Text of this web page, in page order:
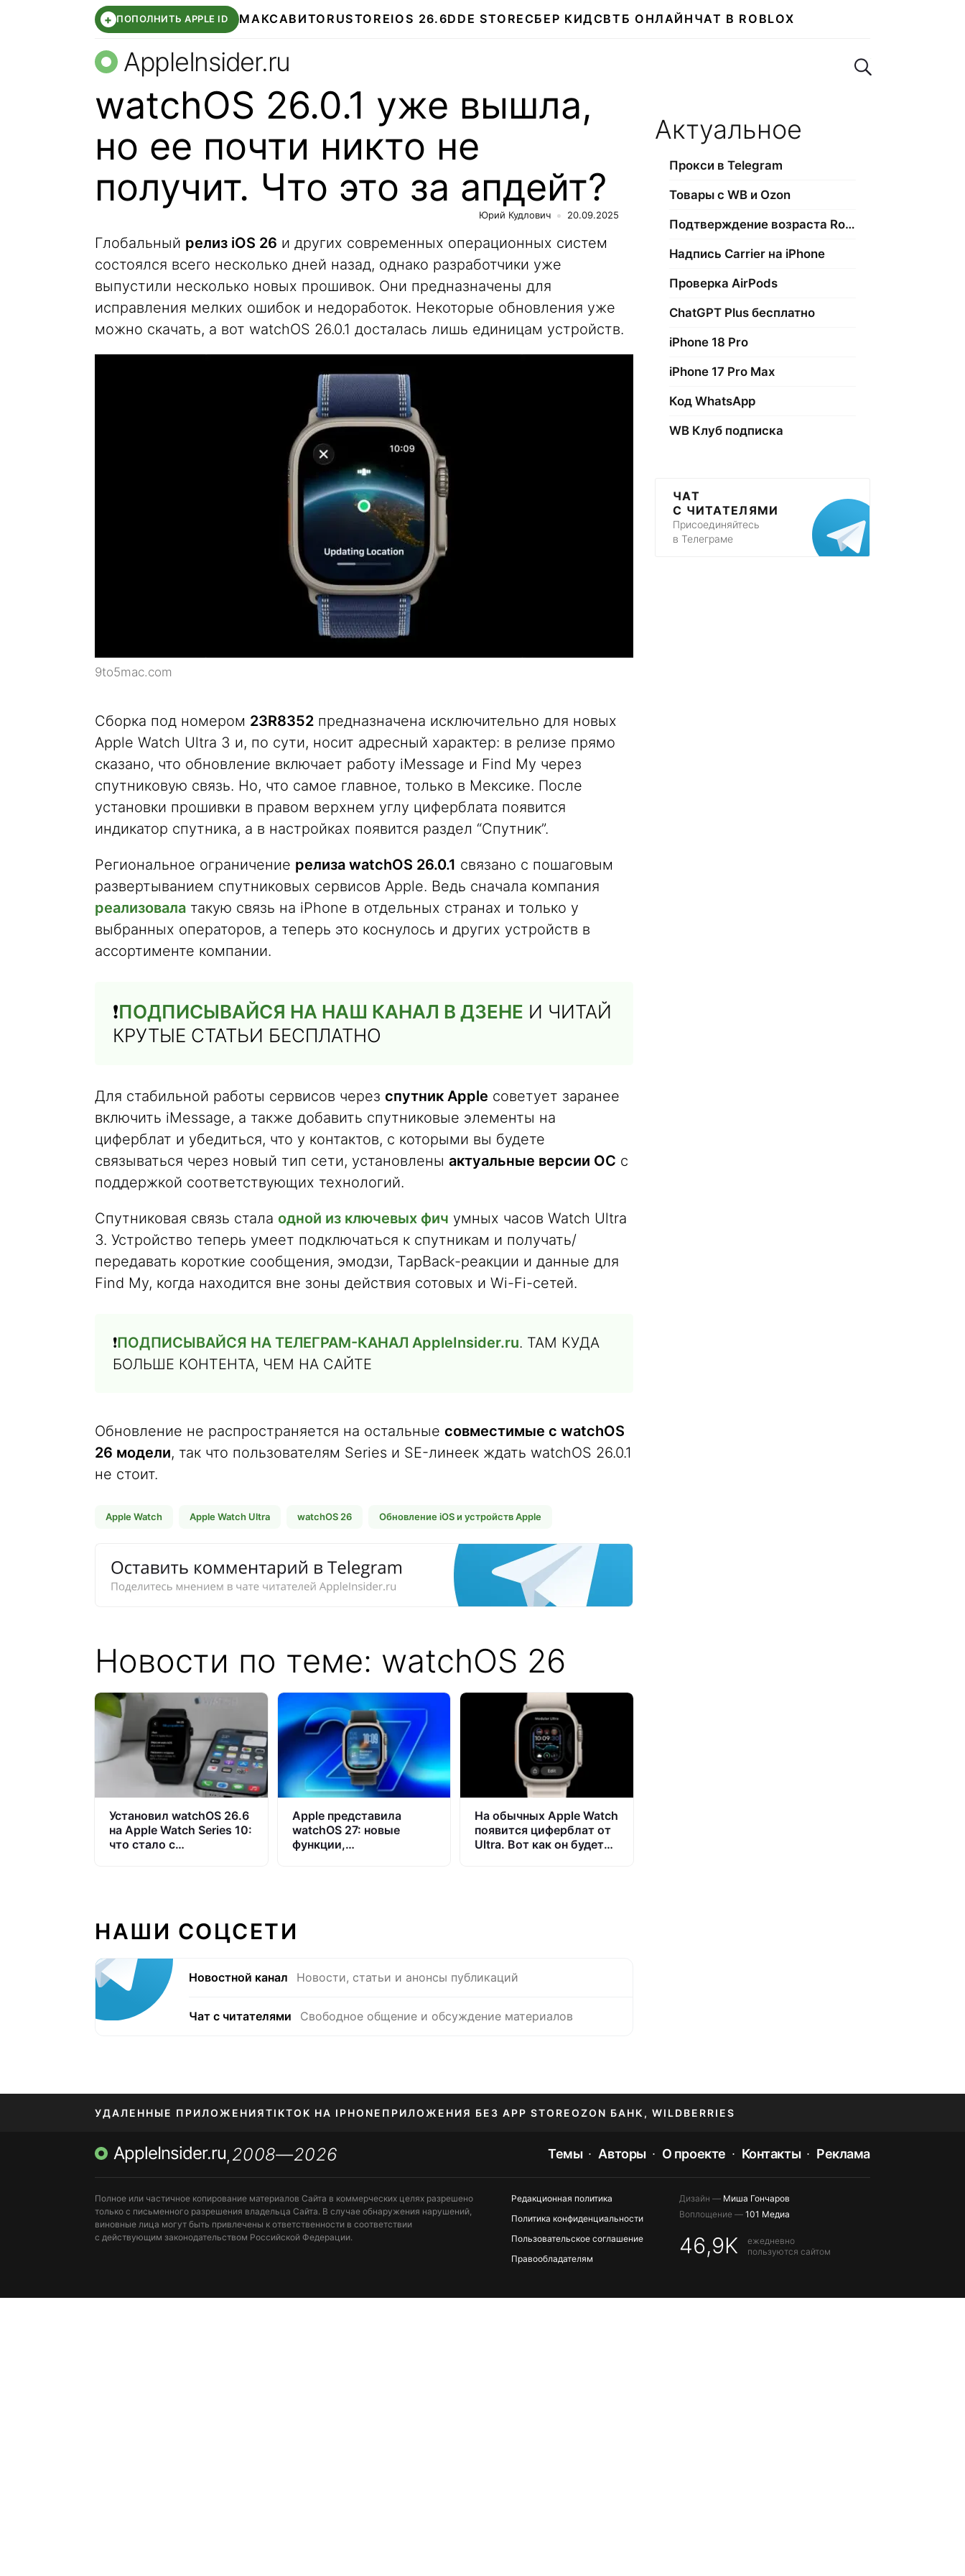
+ ПОПОЛНИТЬ APPLE ID МАКСАВИТО RUSTOREIOS 26.6DDE STORE СБЕР КИДСВТБ ОНЛАЙН ЧАТ В ROBLOX
AppleInsider.ru Поиск по сайту
watchOS 26.0.1 уже вышла,
но ее почти никто не
получит. Что это за апдейт?
Юрий Кудлович 20.09.2025
Глобальный релиз iOS 26 и других современных операционных систем
состоялся всего несколько дней назад, однако разработчики уже
выпустили несколько новых прошивок. Они предназначены для
исправления мелких ошибок и недоработок. Некоторые обновления уже
можно скачать, а вот watchOS 26.0.1 досталась лишь единицам устройств.
9to5mac.com
Сборка под номером 23R8352 предназначена исключительно для новых
Apple Watch Ultra 3 и, по сути, носит адресный характер: в релизе прямо
сказано, что обновление включает работу iMessage и Find My через
спутниковую связь. Но, что самое главное, только в Мексике. После
установки прошивки в правом верхнем углу циферблата появится
индикатор спутника, а в настройках появится раздел “Спутник”.
Региональное ограничение релиза watchOS 26.0.1 связано с пошаговым
развертыванием спутниковых сервисов Apple. Ведь сначала компания
реализовала такую связь на iPhone в отдельных странах и только у
выбранных операторов, а теперь это коснулось и других устройств в
ассортименте компании.
❗️ПОДПИСЫВАЙСЯ НА НАШ КАНАЛ В ДЗЕНЕ И ЧИТАЙ
КРУТЫЕ СТАТЬИ БЕСПЛАТНО
Для стабильной работы сервисов через спутник Apple советует заранее
включить iMessage, а также добавить спутниковые элементы на
циферблат и убедиться, что у контактов, с которыми вы будете
связываться через новый тип сети, установлены актуальные версии ОС с
поддержкой соответствующих технологий.
Спутниковая связь стала одной из ключевых фич умных часов Watch Ultra
3. Устройство теперь умеет подключаться к спутникам и получать/
передавать короткие сообщения, эмодзи, TapBack-реакции и данные для
Find My, когда находится вне зоны действия сотовых и Wi-Fi-сетей.
❗️ПОДПИСЫВАЙСЯ НА ТЕЛЕГРАМ-КАНАЛ AppleInsider.ru. ТАМ КУДА
БОЛЬШЕ КОНТЕНТА, ЧЕМ НА САЙТЕ
Обновление не распространяется на остальные совместимые с watchOS
26 модели, так что пользователям Series и SE-линеек ждать watchOS 26.0.1
не стоит.
Apple Watch Apple Watch Ultra watchOS 26 Обновление iOS и устройств Apple
Новости по теме: watchOS 26
Установил watchOS 26.6
на Apple Watch Series 10:
что стало с
Apple представила
watchOS 27: новые
функции,
На обычных Apple Watch
появится циферблат от
Ultra. Вот как он будет
НАШИ СОЦСЕТИ
Новостной канал Новости, статьи и анонсы публикаций
Чат с читателями Свободное общение и обсуждение материалов
Актуальное
Прокси в Telegram
Товары с WB и Ozon
Подтверждение возраста Roblox
Надпись Carrier на iPhone
Проверка AirPods
ChatGPT Plus бесплатно
iPhone 18 Pro
iPhone 17 Pro Max
Код WhatsApp
WB Клуб подписка
ЧАТ
С ЧИТАТЕЛЯМИ
Присоединяйтесь
в Телеграме
УДАЛЕННЫЕ ПРИЛОЖЕНИЯTIKTOK НА IPHONE ПРИЛОЖЕНИЯ БЕЗ APP STOREOZON БАНК, WILDBERRIES
МЕССЕНДЖЕРЫ KAKAOTALK, B…ПОПОЛНЕНИЕ APPLE ID
AppleInsider.ru, 2008—2026 Темы Авторы О проекте Контакты Реклама
Полное или частичное копирование материалов Сайта в коммерческих целях разрешено
только с письменного разрешения владельца Сайта. В случае обнаружения нарушений,
виновные лица могут быть привлечены к ответственности в соответствии
с действующим законодательством Российской Федерации.
Редакционная политика
Политика конфиденциальности
Пользовательское соглашение
Правообладателям
Дизайн — Миша Гончаров
Воплощение — 101 Медиа
46,9K
ежедневно
пользуются сайтом